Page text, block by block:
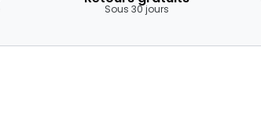
Sous 30 jours